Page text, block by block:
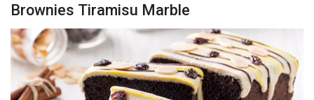
Brownies Tiramisu Marble